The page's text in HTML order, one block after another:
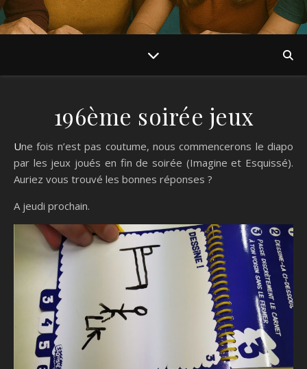
196ème soirée jeux
Une fois n’est pas coutume, nous commencerons le diapo
par les jeux joués en fin de soirée (Imagine et Esquissé).
Auriez vous trouvé les bonnes réponses ?
A jeudi prochain.